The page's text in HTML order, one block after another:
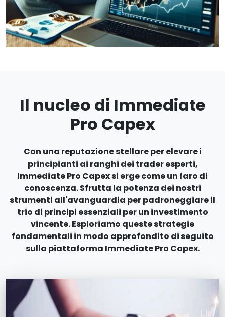
Il nucleo di Immediate
Pro Capex
Con una reputazione stellare per elevare i
principianti ai ranghi dei trader esperti,
Immediate Pro Capex si erge come un faro di
conoscenza. Sfrutta la potenza dei nostri
strumenti all'avanguardia per padroneggiare il
trio di principi essenziali per un investimento
vincente. Esploriamo queste strategie
fondamentali in modo approfondito di seguito
sulla piattaforma Immediate Pro Capex.